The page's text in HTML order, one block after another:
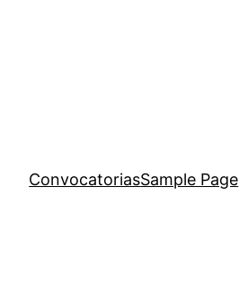
ConvocatoriasSample Page